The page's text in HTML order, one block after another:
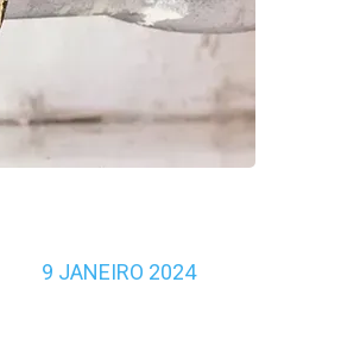
9 JANEIRO 2024